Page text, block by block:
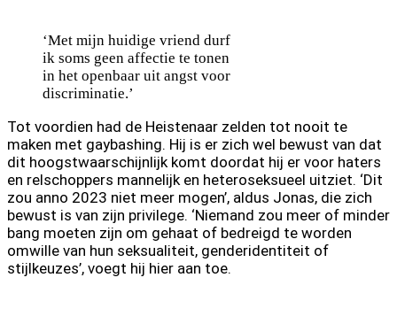
‘Met mijn huidige vriend durf
ik soms geen affectie te tonen
in het openbaar uit angst voor
discriminatie.’
Tot voordien had de Heistenaar zelden tot nooit te
maken met gaybashing. Hij is er zich wel bewust van dat
dit hoogstwaarschijnlijk komt doordat hij er voor haters
en relschoppers mannelijk en heteroseksueel uitziet. ‘Dit
zou anno 2023 niet meer mogen’, aldus Jonas, die zich
bewust is van zijn privilege. ‘Niemand zou meer of minder
bang moeten zijn om gehaat of bedreigd te worden
omwille van hun seksualiteit, genderidentiteit of
stijlkeuzes’, voegt hij hier aan toe.